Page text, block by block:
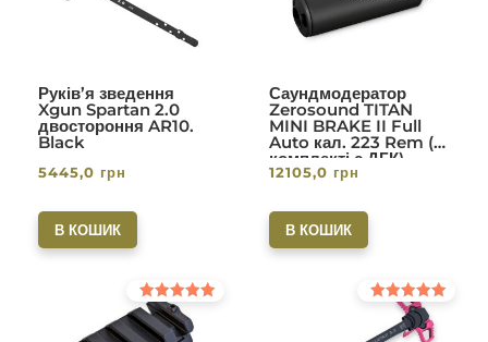
Руків’я зведення
Xgun Spartan 2.0
двостороння AR10.
Black
5445,0 грн
В КОШИК
Саундмодератор
Zerosound TITAN
MINI BRAKE II Full
Auto кал. 223 Rem (в
комплекті с ДГК)
різьба 1/2-28. Вlack
12105,0 грн
В КОШИК
Оцінено в
5.00
з 5
Оцінено в
з 5